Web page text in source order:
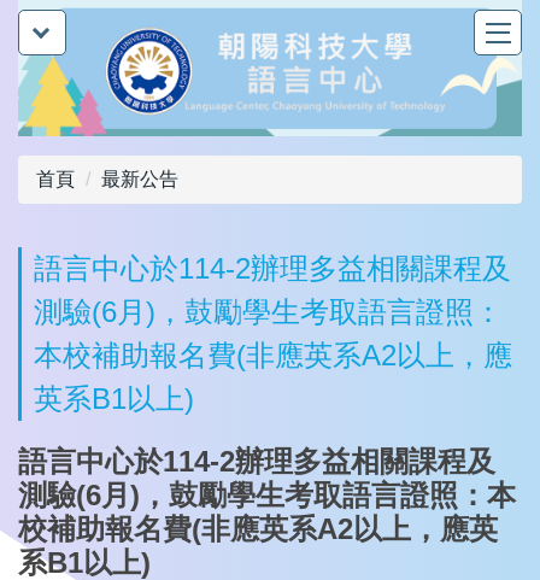
跳
到
主
要
內
容
首頁 最新公告
語言中心於114-2辦理多益相關課程及
測驗(6月)，鼓勵學生考取語言證照：
本校補助報名費(非應英系A2以上，應
英系B1以上)
語言中心於114-2辦理多益相關課程及
測驗(6月)，鼓勵學生考取語言證照：本
校補助報名費(非應英系A2以上，應英
系B1以上)